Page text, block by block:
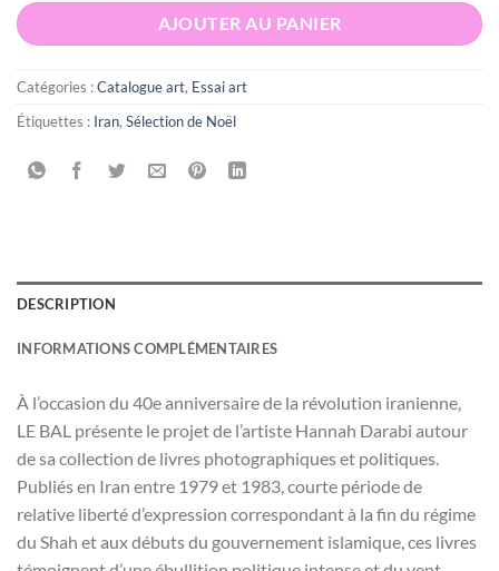
AJOUTER AU PANIER
Catégories :Catalogue art, Essai art
Étiquettes : Iran, Sélection de Noël
DESCRIPTION
INFORMATIONS COMPLÉMENTAIRES
À l’occasion du 40e anniversaire de la révolution iranienne,
LE BAL présente le projet de l’artiste Hannah Darabi autour
de sa collection de livres photographiques et politiques.
Publiés en Iran entre 1979 et 1983, courte période de
relative liberté d’expression correspondant à la fin du régime
du Shah et aux débuts du gouvernement islamique, ces livres